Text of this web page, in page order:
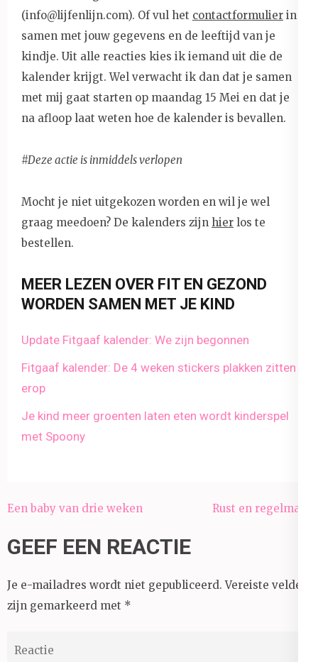
(info@lijfenlijn.com). Of vul het contactformulier in
samen met jouw gegevens en de leeftijd van je
kindje. Uit alle reacties kies ik iemand uit die de
kalender krijgt. Wel verwacht ik dan dat je samen
met mij gaat starten op maandag 15 Mei en dat je
na afloop laat weten hoe de kalender is bevallen.
#Deze actie is inmiddels verlopen
Mocht je niet uitgekozen worden en wil je wel
graag meedoen? De kalenders zijn hier los te
bestellen.
MEER LEZEN OVER FIT EN GEZOND
WORDEN SAMEN MET JE KIND
Update Fitgaaf kalender: We zijn begonnen
Fitgaaf kalender: De 4 weken stickers plakken zitten
erop
Je kind meer groenten laten eten wordt kinderspel
met Spoony
Bericht
Een baby van drie weken Rust en regelmaat
GEEF EEN REACTIE
Je e-mailadres wordt niet gepubliceerd. Vereiste velden
zijn gemarkeerd met *